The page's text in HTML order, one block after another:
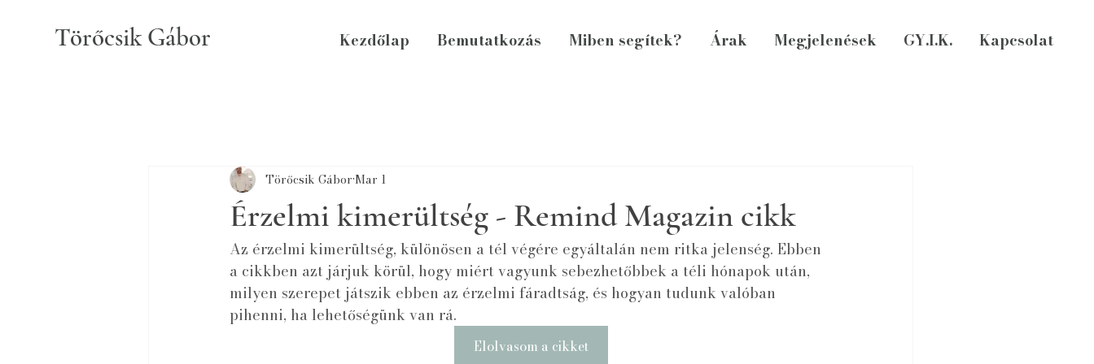
Törőcsik Gábor Kezdőlap Bemutatkozás Miben segítek? Árak Megjelenések GY.I.K. Kapcsolat
Érzelmi kimerültség - Remind Magazin cikk
Törőcsik Gábor Mar 1
Az érzelmi kimerültség, különösen a tél végére egyáltalán nem ritka jelenség. Ebben
a cikkben azt járjuk körül, hogy miért vagyunk sebezhetőbbek a téli hónapok után,
milyen szerepet játszik ebben az érzelmi fáradtság, és hogyan tudunk valóban
pihenni, ha lehetőségünk van rá.
Elolvasom a cikket